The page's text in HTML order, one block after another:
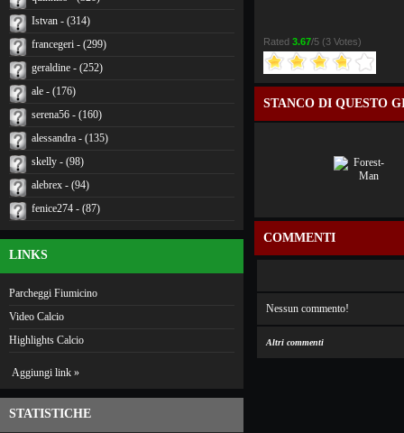
Istvan - (314)
francegeri - (299)
geraldine - (252)
ale - (176)
serena56 - (160)
alessandra - (135)
skelly - (98)
alebrex - (94)
fenice274 - (87)
LINKS
Parcheggi Fiumicino
Video Calcio
Highlights Calcio
Aggiungi link »
STATISTICHE
Rated 3.67/5 (3 Votes)
STANCO DI QUESTO
COMMENTI
Nessun commento!
Altri commenti